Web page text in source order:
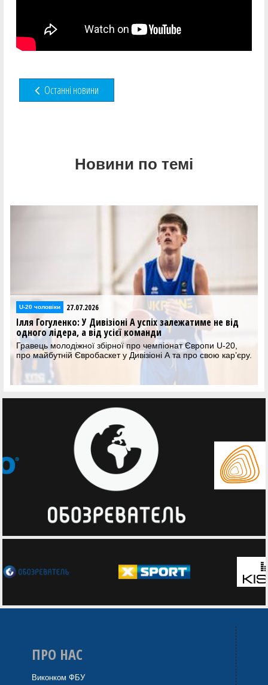
Останні новини
Новини по темі
U-20 чоловіки 27.07.2026
Ілля Гогуленко: У Дивізіоні А успіх залежатиме не від
одного лідера, а від усієї команди
Гравець молодіжної збірної про чемпіонат Європи U-20,
про майбутній Євробаскет у Дивізіоні А та про свою кар’єру.
ПРО НАС
Виконком ФБУ